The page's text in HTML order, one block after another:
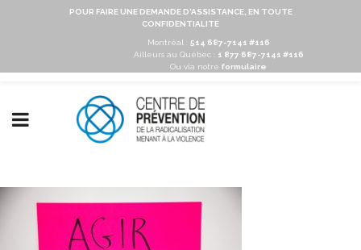
POUR FAIRE UNE DEMANDE D'ASSISTANCE, EN TOUTE
CONFIDENTIALITÉ
Montréal : 514 687-7141 #116
Ailleurs au Québec :
1 877 687-7141 #116
Ou via notre formulaire